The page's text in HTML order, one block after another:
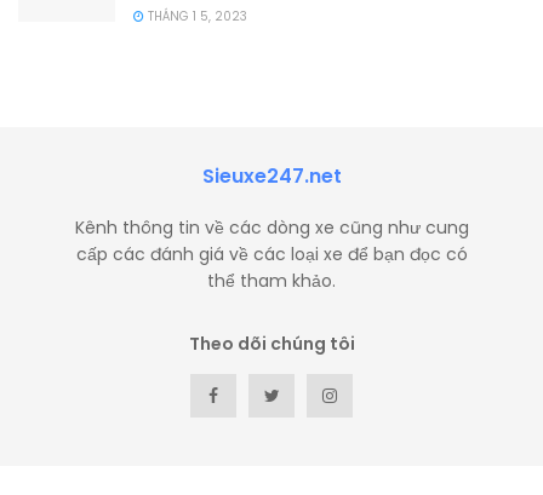
THÁNG 1 5, 2023
Sieuxe247.net
Kênh thông tin về các dòng xe cũng như cung
cấp các đánh giá về các loại xe để bạn đọc có
thể tham khảo.
Theo dõi chúng tôi